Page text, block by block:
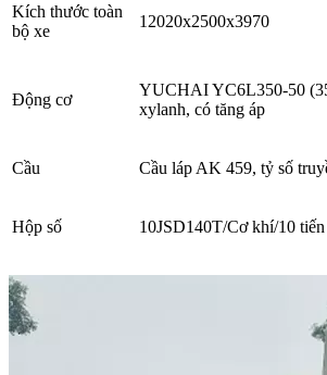
Kích thước toàn
bộ xe
12020x2500x3970
Động cơ
YUCHAI YC6L350-50
xylanh, có tăng áp
Cầu Cầu láp AK 459, tỷ số
Hộp số 10JSD140T/Cơ khí/10